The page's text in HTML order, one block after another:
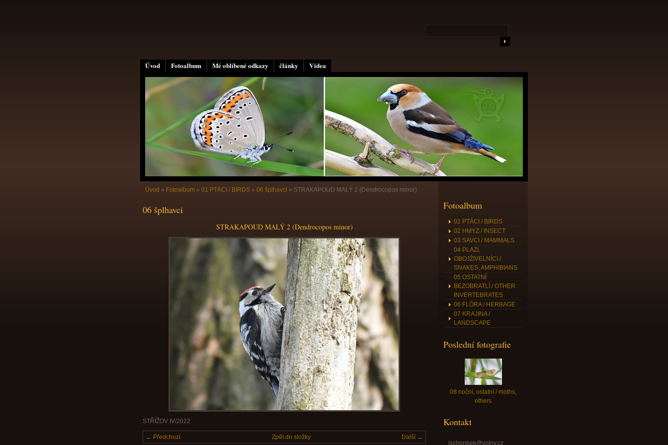
Úvod Fotoalbum Mé oblíbené odkazy články Videa
Úvod » Fotoalbum » 01 PTÁCI / BIRDS » 06 šplhavci » STRAKAPOUD MALÝ 2 (Dendrocopos minor)
06 šplhavci
STRAKAPOUD MALÝ 2 (Dendrocopos minor)
STŘÍŽOV IV/2022
← Předchozí Další →
Zpět do složky
Fotoalbum
01 PTÁCI / BIRDS
02 HMYZ / INSECT
03 SAVCI / MAMMALS
04 PLAZI,
OBOJŽIVELNÍCI /
SNAKES, AMPHIBIANS
05 OSTATNÍ
BEZOBRATLÍ / OTHER
INVERTEBRATES
06 FLÓRA / HERBAGE
07 KRAJINA /
LANDSCAPE
Poslední fotografie
08 noční, ostatní / moths,
others
Kontakt
jschonbek@volny.cz